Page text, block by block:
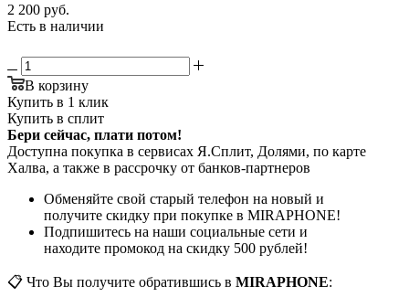
2 200 руб.
Есть в наличии
В корзину
Купить в 1 клик
Купить в сплит
Бери сейчас, плати потом!
Доступна покупка в сервисах Я.Сплит, Долями, по карте
Халва, а также в рассрочку от банков-партнеров
Обменяйте свой старый телефон на новый и
получите скидку при покупке в MIRAPHONE!
Подпишитесь на наши социальные сети и
находите промокод на скидку 500 рублей!
📋 Что Вы получите обратившись в MIRAPHONE: